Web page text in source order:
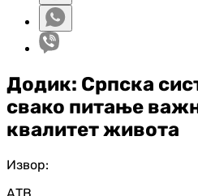
Додик: Српска
свако питање
квалитет живота
Извор: